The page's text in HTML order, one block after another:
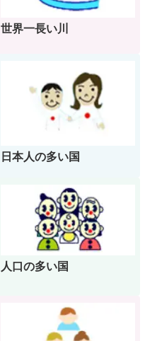
世界一長い川
日本人の多い国
人口の多い国